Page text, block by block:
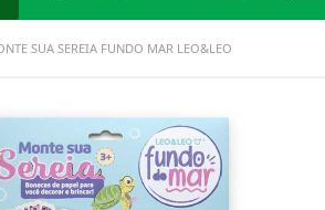
SUA SEREIA FUNDO MAR LEO&LEO